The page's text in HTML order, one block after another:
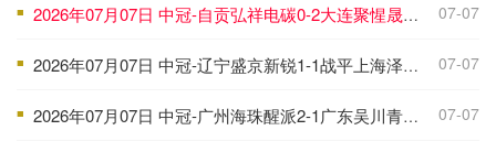
■ 2026年07月07日 中冠-自贡弘祥电碳0-2大连聚惺晟恒 马灿杰破门 07-07
■ 2026年07月07日 中冠-辽宁盛京新锐1-1战平上海泽天 双方握手言和 07-07
■ 2026年07月07日 中冠-广州海珠醒派2-1广东吴川青年 黎宇扬梅开二度 07-07